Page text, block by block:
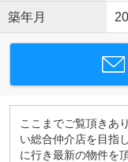
築年月
ここまでご覧頂きあ
い総合仲介店を目指
に行き最新の物件を